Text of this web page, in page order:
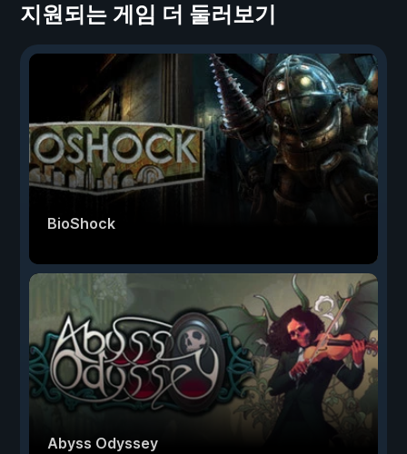
지원되는 게임 더 둘러보기
BioShock
Abyss Odyssey